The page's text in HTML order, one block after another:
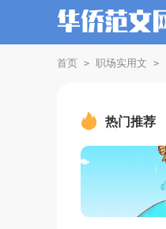
首页 > 职场实用文 >
热门推荐